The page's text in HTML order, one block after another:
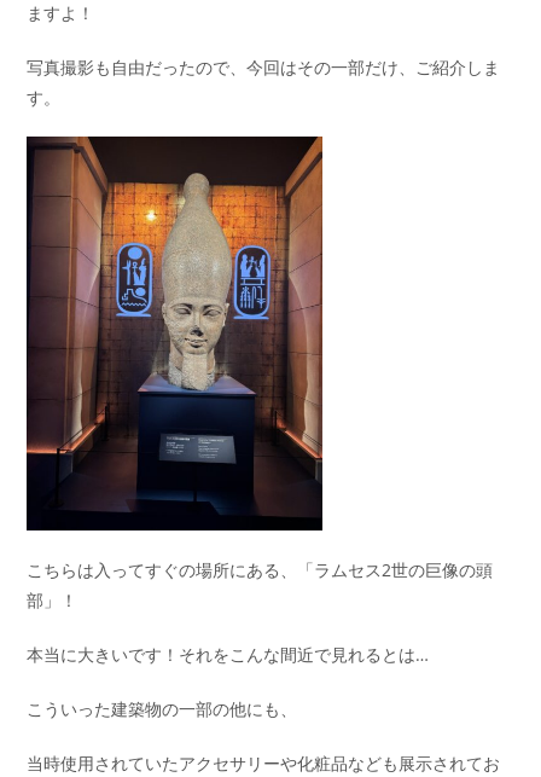
ますよ！
写真撮影も自由だったので、今回はその一部だけ、ご紹介しま
す。
こちらは入ってすぐの場所にある、「ラムセス2世の巨像の頭
部」！
本当に大きいです！それをこんな間近で見れるとは…
こういった建築物の一部の他にも、
当時使用されていたアクセサリーや化粧品なども展示されてお